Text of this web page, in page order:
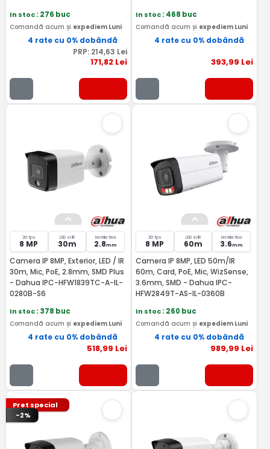
In stoc: 276 buc
Comandă acum și expediem Luni
4 rate cu 0% dobândă
PRP: 214,63 Lei
171,82Lei
In stoc: 468 buc
Comandă acum și expediem Luni
4 rate cu 0% dobândă
393,99 Lei
20 fps
8 MP
LED si IR
30m
lentila fixa
2.8mm
Camera IP 8MP, Exterior, LED / IR
30m, Mic, PoE, 2.8mm, SMD Plus
- Dahua IPC-HFW1839TC-A-IL-
0280B-S6
In stoc: 378 buc
Comandă acum și expediem Luni
4 rate cu 0% dobândă
518,99 Lei
20 fps
8 MP
LED si IR
60m
lentila fixa
3.6mm
Camera IP 8MP, LED 50m/IR
60m, Card, PoE, Mic, WizSense,
3.6mm, SMD - Dahua IPC-
HFW2849T-AS-IL-0360B
In stoc: 260 buc
Comandă acum și expediem Luni
4 rate cu 0% dobândă
989,99 Lei
Pret special
-2%